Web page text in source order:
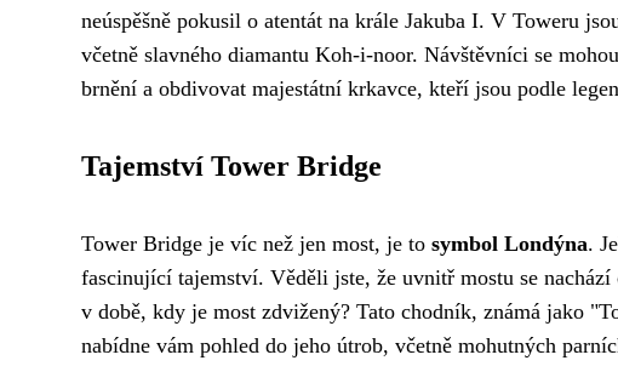
neúspěšně pokusil o atentát na krále Jakuba I. V Toweru
včetně slavného diamantu Koh-i-noor. Návštěvníci se
brnění a obdivovat majestátní krkavce, kteří jsou podle
Tajemství Tower Bridge
Tower Bridge je víc než jen most, je to symbol Londýna.
fascinující tajemství. Věděli jste, že uvnitř mostu se
v době, kdy je most zdvižený? Tato chodník, známá jako
nabídne vám pohled do jeho útrob, včetně mohutných